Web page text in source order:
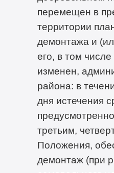
перемещен в
территории
демонтажа и
его, в том
изменен,
района: в
дня истечения
третьим,
Положения,
демонтаж (при